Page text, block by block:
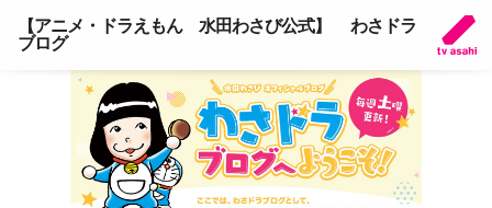
【アニメ・ドラえもん 水田わさび公式】 わさドラ
ブログ